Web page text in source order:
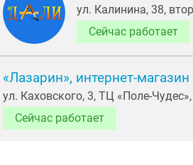
ул. Калинина, 38,
Сейчас работает
«Лазарин», интернет-магазин
ул. Каховского, 3, ТЦ «Поле-
Сейчас работает